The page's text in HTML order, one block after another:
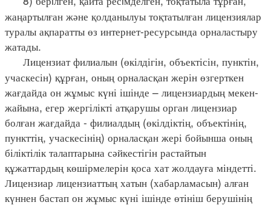
жаңартылған және қолданылуы тоқтатылған лицензиялар
туралы ақпаратты өз интернет-ресурсында орналастыру
жатады.
Лицензиат филиалын (өкілдігін, объектісін, пунктін,
учаскесін) құрған, оның орналасқан жерін өзгерткен
жағдайда он жұмыс күні ішінде – лицензиардың мекен-
жайына, егер жергілікті атқарушы орган лицензиар
болған жағдайда - филиалдың (өкілдіктің, объектінің,
пункттің, учаскесінің) орналасқан жері бойынша оның
біліктілік талаптарына сәйкестігін растайтын
құжаттардың көшірмелерін қоса хат жолдауға міндетті.
Лицензиар лицензиаттың хатын (хабарламасын) алған
күннен бастап он жұмыс күні ішінде өтініш берушінің